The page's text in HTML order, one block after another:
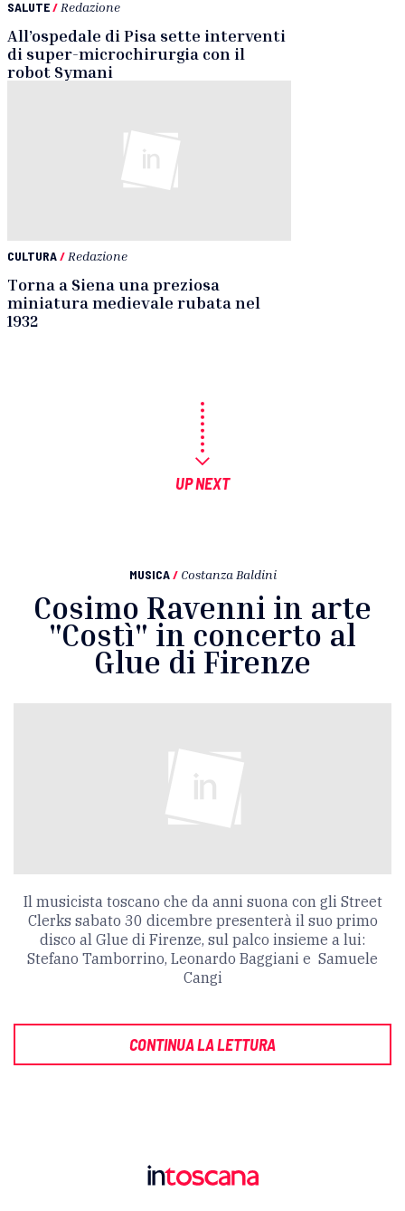
SALUTE/ Redazione
All’ospedale di Pisa sette interventi
di super-microchirurgia con il
robot Symani
CULTURA/ Redazione
Torna a Siena una preziosa
miniatura medievale rubata nel
1932
UP NEXT
MUSICA / Costanza Baldini
Cosimo Ravenni in arte
"Costì" in concerto al
Glue di Firenze
Il musicista toscano che da anni suona con gli Street
Clerks sabato 30 dicembre presenterà il suo primo
disco al Glue di Firenze, sul palco insieme a lui:
Stefano Tamborrino, Leonardo Baggiani e Samuele
Cangi
CONTINUA LA LETTURA